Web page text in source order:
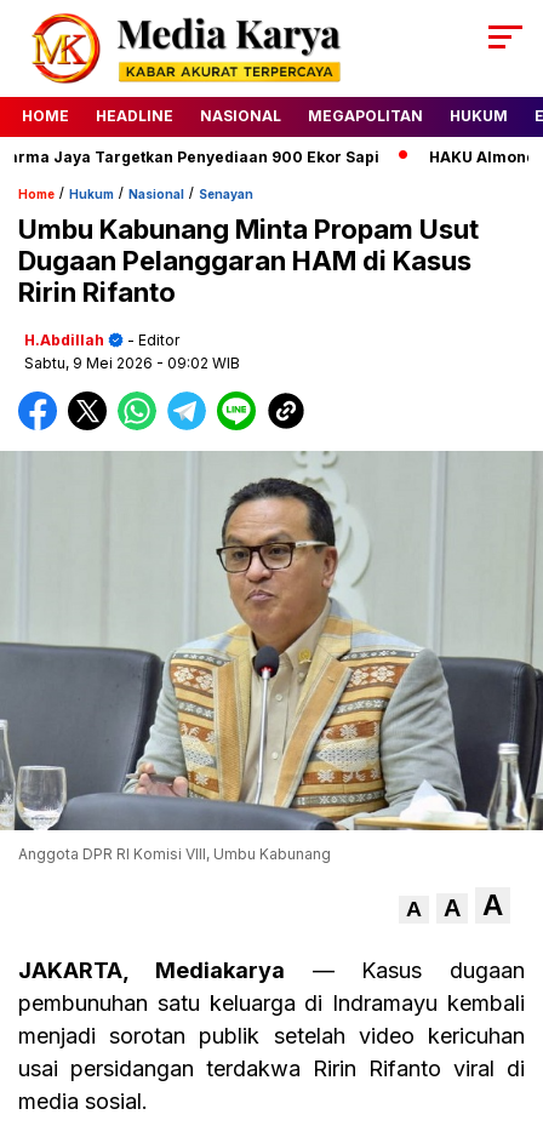
HOME HEADLINE NASIONAL MEGAPOLITAN HUKUM
Jaya Targetkan Penyediaan 900 Ekor Sapi HAKU Almond
Home / Hukum / Nasional / Senayan
Umbu Kabunang Minta Propam Usut
Dugaan Pelanggaran HAM di Kasus
Ririn Rifanto
H.Abdillah
- Editor
Sabtu, 9 Mei 2026 - 09:02 WIB
Anggota DPR RI Komisi VIII, Umbu Kabunang
A A A
JAKARTA, Mediakarya — Kasus dugaan
pembunuhan satu keluarga di Indramayu kembali
menjadi sorotan publik setelah video kericuhan
usai persidangan terdakwa Ririn Rifanto viral di
media sosial.